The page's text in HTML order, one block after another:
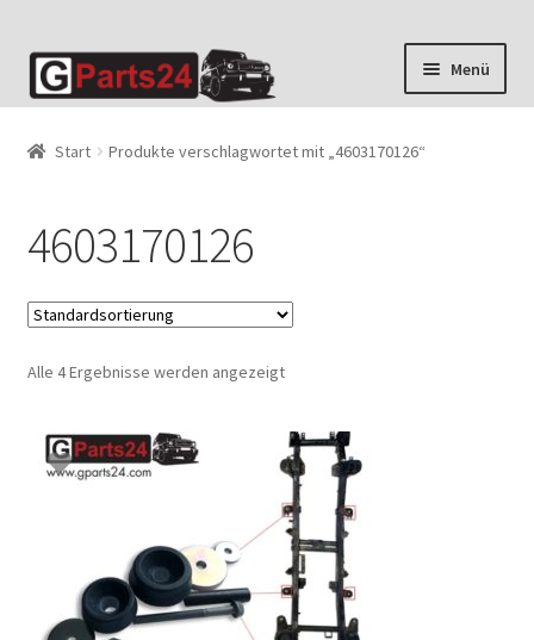
Zur
Navigation
Zum
Inhalt
Menü
Start Produkte verschlagwortet mit „4603170126“
4603170126
Alle 4 Ergebnisse werden angezeigt